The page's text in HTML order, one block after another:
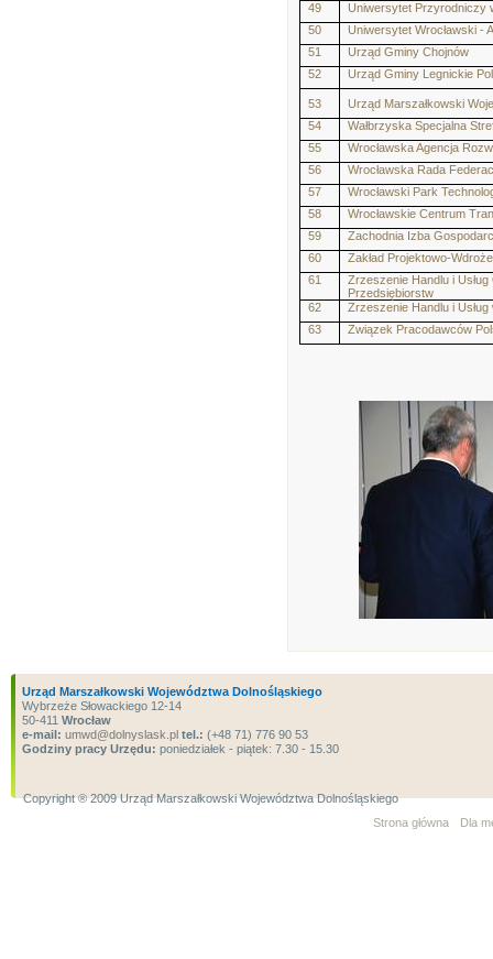
49
Uniwersytet Przyrodniczy
50
Uniwersytet Wrocławski -
51
Urząd Gminy Chojnów
52
Urząd Gminy Legnickie
53
Urząd Marszałkowski
54
Wałbrzyska Specjalna
55
Wrocławska Agencja
56
Wrocławska Rada
57
Wrocławski Park
58
Wrocławskie Centrum
59
Zachodnia Izba
60
Zakład Projektowo-
61
Zrzeszenie Handlu i
Przedsiębiorstw
62
Zrzeszenie Handlu i
63
Związek Pracodawców
Urząd Marszałkowski Województwa Dolnośląskiego
Wybrzeże Słowackiego 12-14
50-411 Wrocław
e-mail: umwd@dolnyslask.pl tel.: (+48 71) 776 90 53
Godziny pracy Urzędu: poniedziałek - piątek: 7.30 - 15.30
Copyright ® 2009 Urząd Marszałkowski Województwa Dolnośląskiego
Strona główna
Dla